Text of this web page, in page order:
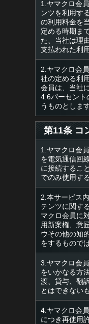
1.ヤマクロ会
ンツを利用す
の利用料金を
定める時期ま
た、当社は理
支払われた利
2.ヤマクロ会
社の定める利
会員は、当社
4.6パーセント
うものとします
第11条 コ
1.ヤマクロ会
を電気通信回
に接続するこ
でのみ使用す
2.本サービス
テンツに関す
マクロ会員に
用新案権、意
ウその他の知
をするもので
3.ヤマクロ会
をいかなる方
渡、貸与、翻
とはできない
4.ヤマクロ会
につき再使用